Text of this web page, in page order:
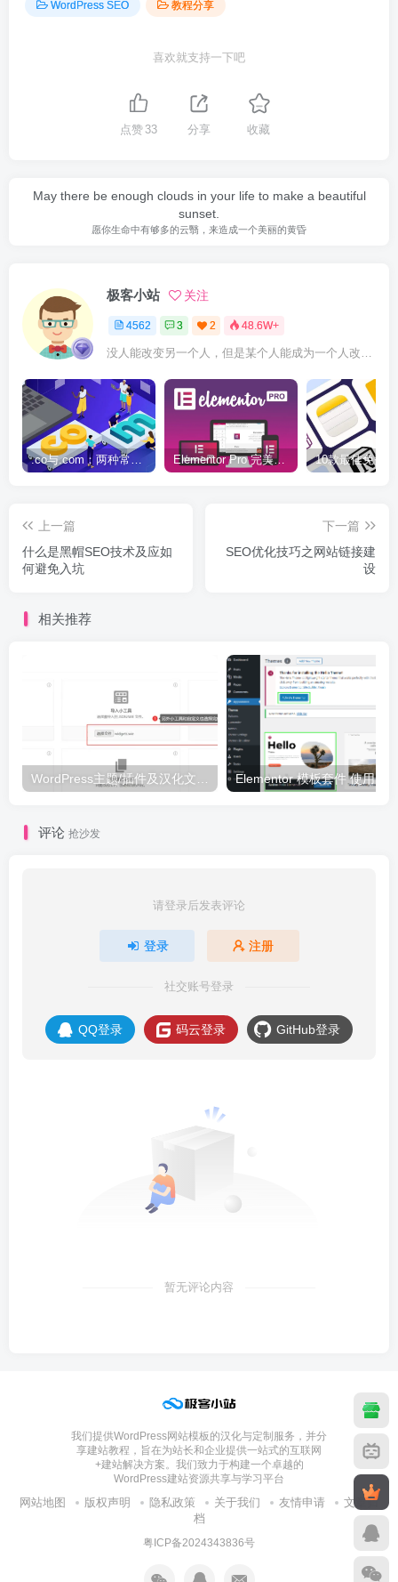
WordPress SEO 教程分享
喜欢就支持一下吧
点赞 33 分享 收藏
May there be enough clouds in your life to make a beautiful
sunset.
愿你生命中有够多的云翳，来造成一个美丽的黄昏
极客小站 关注
4562 3 2 48.6W+
没人能改变另一个人，但是某个人能成为一个人改变的原因
.co与.com：两种常用域名后缀名完全指南 Elementor Pro 完美汉化中文版（含全套模板）|可视化编辑页面自定义设计WordPress插件
上一篇
什么是黑帽SEO技术及应如
何避免入坑
下一篇
SEO优化技巧之网站链接建
设
相关推荐
WordPress主题/插件及汉化文件安装详细图文教程
评论 抢沙发
请登录后发表评论
登录 注册
社交账号登录
QQ登录 码云登录 GitHub登录
暂无评论内容
我们提供WordPress网站模板的汉化与定制服务，并分
享建站教程，旨在为站长和企业提供一站式的互联网
+建站解决方案。我们致力于构建一个卓越的
WordPress建站资源共享与学习平台
网站地图 版权声明 隐私政策 关于我们 友情申请
文章归
档
粤ICP备2024343836号